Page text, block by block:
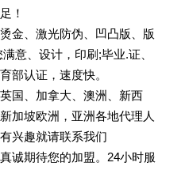
！
金、激光防伪、凹凸版、版
意、设计，印刷;毕业.证、
部认证，速度快。
国、加拿大、澳洲、新西
加坡欧洲，亚洲各地代理人
兴趣就请联系我们
诚期待您的加盟。24小时服